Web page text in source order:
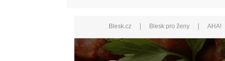
Blesk.cz | Blesk pro ženy | AHA!